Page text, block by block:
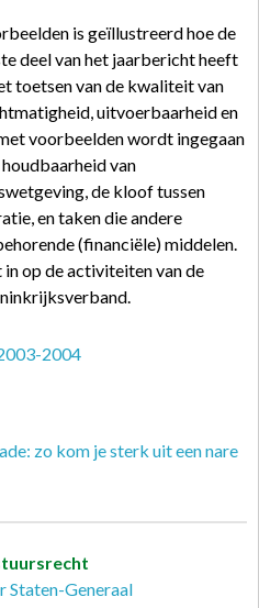
is geïllustreerd hoe de
deel van het jaarbericht heeft
toetsen van de kwaliteit van
uitvoerbaarheid en
voorbeelden wordt ingegaan
van
de kloof tussen
en taken die andere
(financiële) middelen.
op de activiteiten van de
2004
zo kom je sterk uit een nare
Staten-Generaal